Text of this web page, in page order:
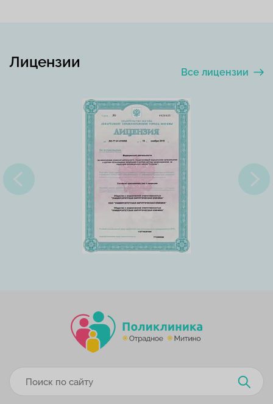
Лицензии
Все лицензии